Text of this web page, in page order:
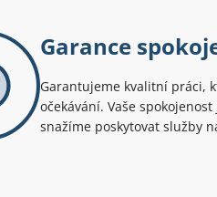
Garance
Garantujeme kvalitní práci,
očekávání. Vaše
snažíme poskytovat služby